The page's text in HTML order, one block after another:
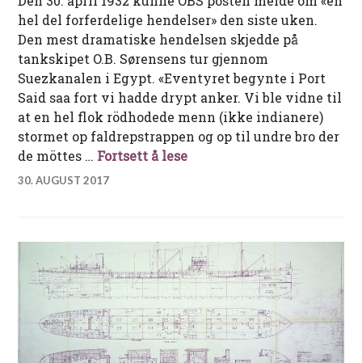
hel del forferdelige hendelser» den siste uken.
Den mest dramatiske hendelsen skjedde på
tankskipet O.B. Sørensens tur gjennom
Suezkanalen i Egypt. «Eventyret begynte i Port
Said saa fort vi hadde drypt anker. Vi ble vidne til
at en hel flok rödhodede menn (ikke indianere)
stormet op faldrepstrappen og op til undre bro der
de möttes … Fortsett å leseSiste nytt fra tankskipet
30. AUGUST 2017